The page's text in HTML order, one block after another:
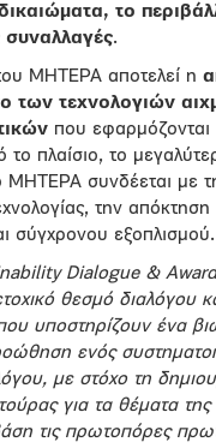
το
συναλλαγές.
ΜΗΤΕΡΑ αποτελεί η
των τεχνολογιών
που εφαρμόζονται
το πλαίσιο, το
ΜΗΤΕΡΑ συνδέεται με
την
σύγχρονου εξοπλισμού.
Dialogue &
θεσμό διαλόγου
υποστηρίζουν ένα
ενός
με στόχο τη
για τα θέματα της
τις πρωτοπόρες